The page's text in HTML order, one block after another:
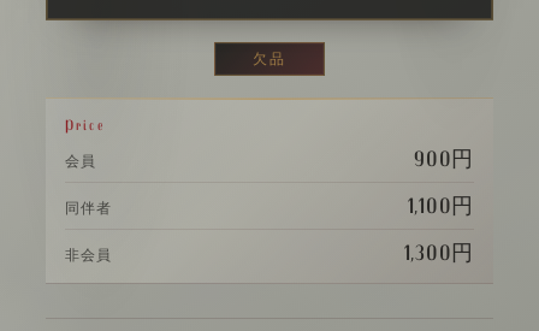
欠品
Price
会員 900円
同伴者 1,100円
非会員 1,300円